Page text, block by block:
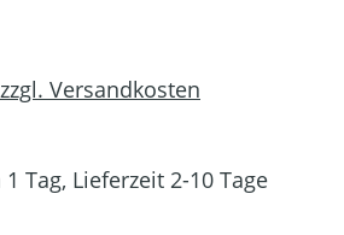
Versandkosten
Tag, Lieferzeit 2-10 Tage